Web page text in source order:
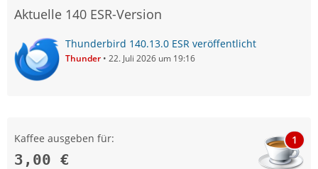
Aktuelle 140 ESR-Version
Thunderbird 140.13.0 ESR veröffentlicht
Thunder 22. Juli 2026 um 19:16
Kaffee ausgeben für:
3,00 €
1